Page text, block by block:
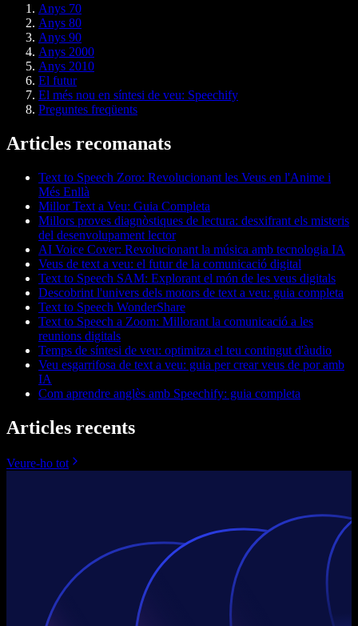
Anys 70
Anys 80
Anys 90
Anys 2000
Anys 2010
El futur
El més nou en síntesi de veu: Speechify
Preguntes freqüents
Articles recomanats
Text to Speech Zoro: Revolucionant les Veus en l'Anime i
Més Enllà
Millor Text a Veu: Guia Completa
Millors proves diagnòstiques de lectura: desxifrant els misteris
del desenvolupament lector
AI Voice Cover: Revolucionant la música amb tecnologia IA
Veus de text a veu: el futur de la comunicació digital
Text to Speech SAM: Explorant el món de les veus digitals
Descobrint l'univers dels motors de text a veu: guia completa
Text to Speech WonderShare
Text to Speech a Zoom: Millorant la comunicació a les
reunions digitals
Temps de síntesi de veu: optimitza el teu contingut d'àudio
Veu esgarrifosa de text a veu: guia per crear veus de por amb
IA
Com aprendre anglès amb Speechify: guia completa
Articles recents
Veure-ho tot